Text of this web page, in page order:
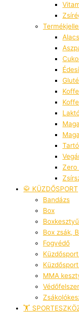
Zero
🥋 KÜZDŐSPORT
Bandázs
Box
Box zsák,
Fogvédő
MMA
🏋️